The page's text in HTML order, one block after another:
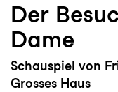
Der
Dame
Schauspiel von
Grosses Haus